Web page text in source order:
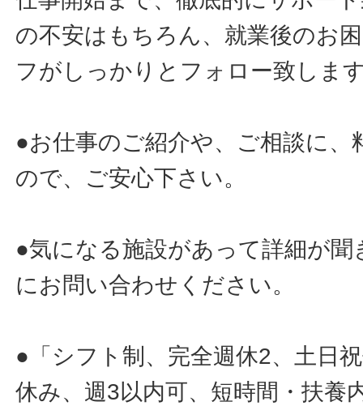
の不安はもちろん、就業後のお
フがしっかりとフォロー致しま
●お仕事のご紹介や、ご相談に
ので、ご安心下さい。
●気になる施設があって詳細が
にお問い合わせください。
●「シフト制、完全週休2、土日
休み、週3以内可、短時間・扶養